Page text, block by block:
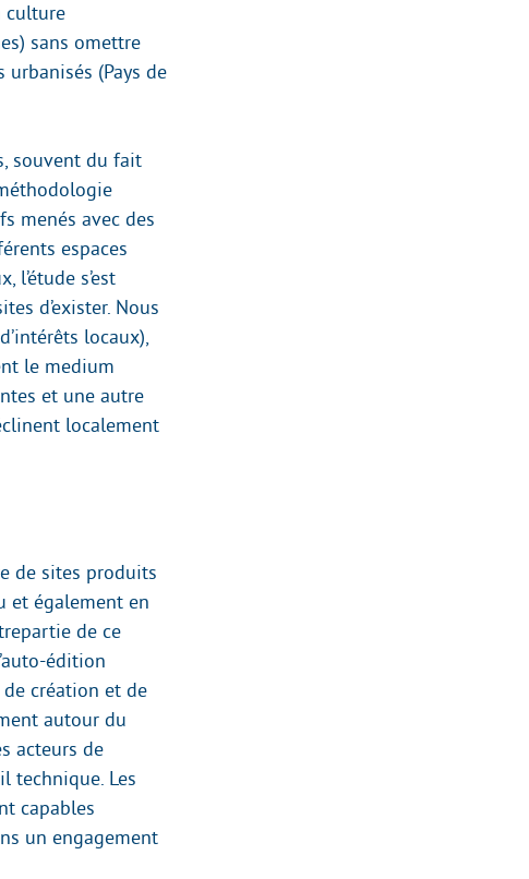
culture
sans omettre
(Pays de
souvent du fait
menés avec des
espaces
s’est
d’exister. Nous
locaux),
le medium
et une autre
localement
de sites produits
et également en
de ce
édition
création et de
autour du
acteurs de
technique. Les
capables
un engagement